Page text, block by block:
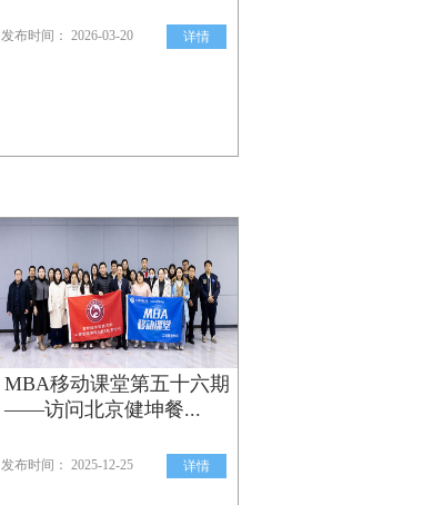
发布时间： 2026-03-20 详情
MBA移动课堂第五十六期
——访问北京健坤餐...
发布时间： 2025-12-25 详情